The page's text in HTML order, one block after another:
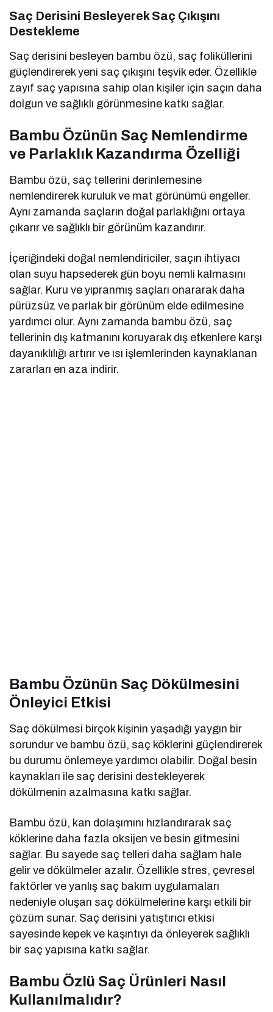
Saç Derisini Besleyerek Saç Çıkışını
Destekleme
Saç derisini besleyen bambu özü, saç foliküllerini
güçlendirerek yeni saç çıkışını teşvik eder. Özellikle
zayıf saç yapısına sahip olan kişiler için saçın daha
dolgun ve sağlıklı görünmesine katkı sağlar.
Bambu Özünün Saç Nemlendirme
ve Parlaklık Kazandırma Özelliği
Bambu özü, saç tellerini derinlemesine
nemlendirerek kuruluk ve mat görünümü engeller.
Aynı zamanda saçların doğal parlaklığını ortaya
çıkarır ve sağlıklı bir görünüm kazandırır.
İçeriğindeki doğal nemlendiriciler, saçın ihtiyacı
olan suyu hapsederek gün boyu nemli kalmasını
sağlar. Kuru ve yıpranmış saçları onararak daha
pürüzsüz ve parlak bir görünüm elde edilmesine
yardımcı olur. Aynı zamanda bambu özü, saç
tellerinin dış katmanını koruyarak dış etkenlere karşı
dayanıklılığı artırır ve ısı işlemlerinden kaynaklanan
zararları en aza indirir.
Bambu Özünün Saç Dökülmesini
Önleyici Etkisi
Saç dökülmesi birçok kişinin yaşadığı yaygın bir
sorundur ve bambu özü, saç köklerini güçlendirerek
bu durumu önlemeye yardımcı olabilir. Doğal besin
kaynakları ile saç derisini destekleyerek
dökülmenin azalmasına katkı sağlar.
Bambu özü, kan dolaşımını hızlandırarak saç
köklerine daha fazla oksijen ve besin gitmesini
sağlar. Bu sayede saç telleri daha sağlam hale
gelir ve dökülmeler azalır. Özellikle stres, çevresel
faktörler ve yanlış saç bakım uygulamaları
nedeniyle oluşan saç dökülmelerine karşı etkili bir
çözüm sunar. Saç derisini yatıştırıcı etkisi
sayesinde kepek ve kaşıntıyı da önleyerek sağlıklı
bir saç yapısına katkı sağlar.
Bambu Özlü Saç Ürünleri Nasıl
Kullanılmalıdır?